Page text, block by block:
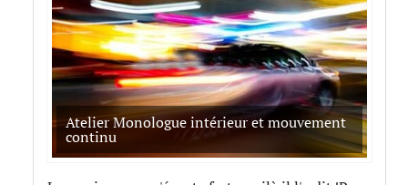
Atelier Monologue intérieur et mouvement
continu